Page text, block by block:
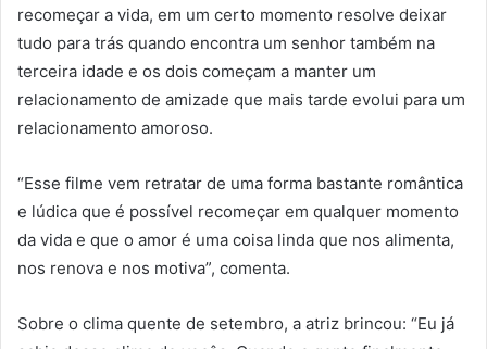
recomeçar a vida, em um certo momento resolve deixar
tudo para trás quando encontra um senhor também na
terceira idade e os dois começam a manter um
relacionamento de amizade que mais tarde evolui para um
relacionamento amoroso.
“Esse filme vem retratar de uma forma bastante romântica
e lúdica que é possível recomeçar em qualquer momento
da vida e que o amor é uma coisa linda que nos alimenta,
nos renova e nos motiva”, comenta.
Sobre o clima quente de setembro, a atriz brincou: “Eu já